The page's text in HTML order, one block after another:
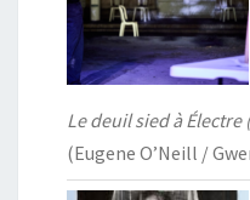
Le deuil sied à
(Eugene O’Neill /